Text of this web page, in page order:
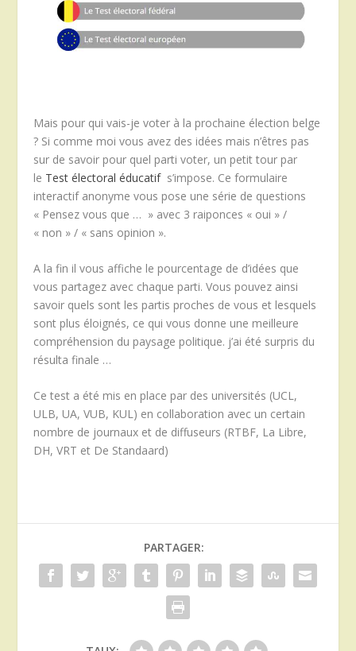
Mais pour qui vais-je voter à la prochaine élection belge
? Si comme moi vous avez des idées mais n’êtres pas
sur de savoir pour quel parti voter, un petit tour par
le Test électoral éducatifs’impose. Ce formulaire
interactif anonyme vous pose une série de questions
« Pensez vous que … » avec 3 raiponces « oui » /
« non » / « sans opinion ».
A la fin il vous affiche le pourcentage de d’idées que
vous partagez avec chaque parti. Vous pouvez ainsi
savoir quels sont les partis proches de vous et lesquels
sont plus éloignés, ce qui vous donne une meilleure
compréhension du paysage politique. j’ai été surpris du
résulta finale …
Ce test a été mis en place par des universités (UCL,
ULB, UA, VUB, KUL) en collaboration avec un certain
nombre de journaux et de diffuseurs (RTBF, La Libre,
DH, VRT et De Standaard)
PARTAGER: